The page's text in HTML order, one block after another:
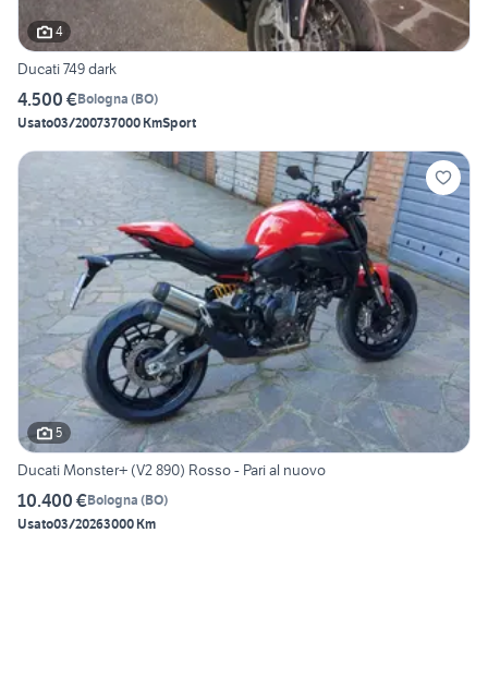
4
Ducati 749 dark
4.500 €Bologna (BO)
Usato03/200737000 KmSport
5
Ducati Monster+ (V2 890) Rosso - Pari al nuovo
10.400 €Bologna (BO)
Usato03/20263000 Km